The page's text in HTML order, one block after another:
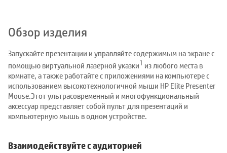
Обзор изделия
Запускайте презентации и управляйте содержимым на экране с
помощью виртуальной лазерной указки1 из любого места в
комнате, а также работайте с приложениями на компьютере с
использованием высокотехнологичной мыши HP Elite Presenter
Mouse.Этот ультрасовременный и многофункциональный
аксессуар представляет собой пульт для презентаций и
компьютерную мышь в одном устройстве.
Взаимодействуйте с аудиторией